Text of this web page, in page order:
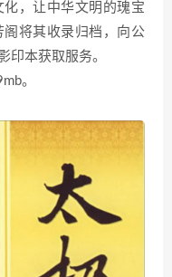
，让中华文明的瑰宝
将其收录归档，向公
印本获取服务。
。